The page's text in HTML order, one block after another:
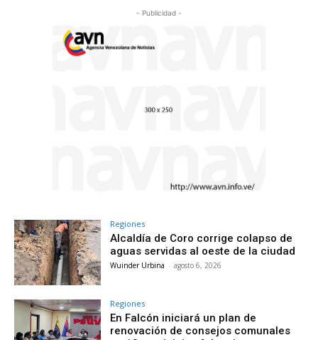
- Publicidad -
Regiones
Alcaldía de Coro corrige colapso de
aguas servidas al oeste de la ciudad
Wuinder Urbina - agosto 6, 2026
Regiones
En Falcón iniciará un plan de
renovación de consejos comunales